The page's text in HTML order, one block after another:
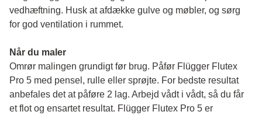
vedhæftning. Husk at afdække gulve og møbler, og sørg
for god ventilation i rummet.
Når du maler
Omrør malingen grundigt før brug. Påfør Flügger Flutex
Pro 5 med pensel, rulle eller sprøjte. For bedste resultat
anbefales det at påføre 2 lag. Arbejd vådt i vådt, så du får
et flot og ensartet resultat. Flügger Flutex Pro 5 er